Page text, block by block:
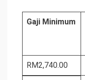
Gaji Minimum
RM2,740.00